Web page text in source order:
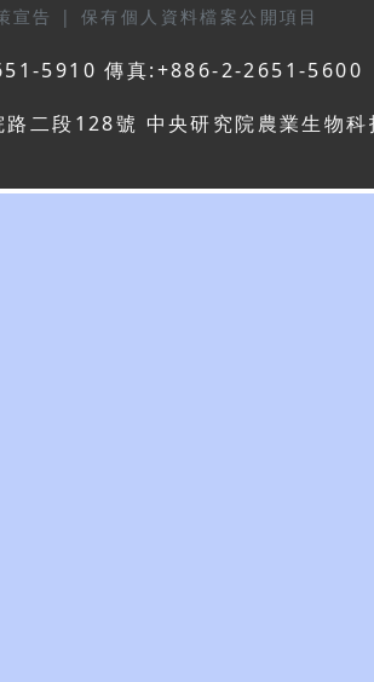
宣告 | 保有個人資料檔案公開項目
5910 傳真:+886-2-2651-5600
二段128號 中央研究院農業生物科